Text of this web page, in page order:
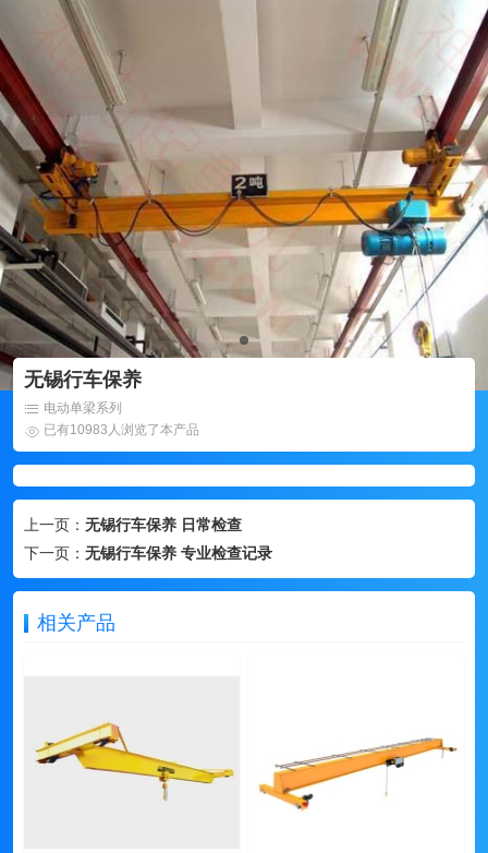
无锡行车保养
电动单梁系列
已有10983人浏览了本产品
上一页： 无锡行车保养 日常检查
下一页： 无锡行车保养 专业检查记录
相关产品